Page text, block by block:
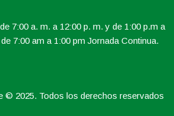
de 7:00 a. m. a 12:00 p. m. y de 1:00 p.m a
de 7:00 am a 1:00 pm Jornada Continua.
© 2025. Todos los derechos reservados